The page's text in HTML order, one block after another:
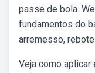
passe de bola.
fundamentos do
arremesso,
Veja como